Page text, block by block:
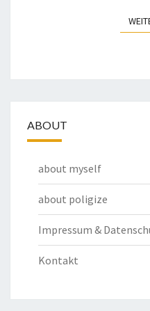
ABOUT
about myself
about poligize
Impressum &
Kontakt